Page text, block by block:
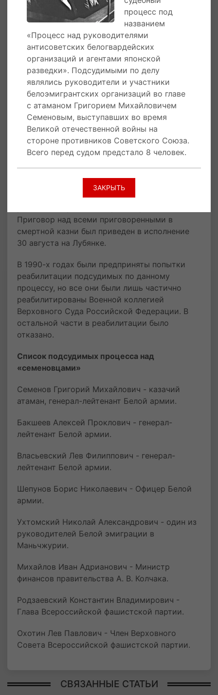
настоящей главой».
Кроме того, в отношении атамана Семенова
был применен Указ Президиума Верховного
Совета СССР от 19 апреля 1943 «О мерах
наказания для немецко-фашистских злодеев,
виновных в убийствах и истязаниях
советского гражданского населения и
пленных красноармейцев, для шпионов,
изменников родины из числа советских
граждан и для их пособников».
По итогам судебных разбирательств один
были приговорены к высшей мере наказания -
расстрелу с конфискацией имущества, два к
Приговор над всеми приговоренными в
смертной казни был приведен в исполнение
30 августа на Лубянке.
В 1990-х годах были предприняты попытки
реабилитации подсудимых по данному
процессу, но все они были лишь частично
реабилитированы Военной коллегией
Верховного Суда Российской Федерации. В
остальной части в реабилитации было
отказано.
Список подсудимых процесса над
«семеновцами»
Семенов Григорий Михайлович - казачий
атаман, генерал-лейтенант Белой армии.
Бакшеев Алексей Проклович - генерал-
лейтенант Белой армии.
Власьевский Лев Филиппович - генерал-
лейтенант Белой армии.
Шепунов Борис Николаевич - Офицер Белой
армии.
Ухтомский Николай Александрович - один из
руководителей Белой эмиграции в
Маньчжурии.
Михайлов Иван Адрианович - Министр
финансов правительства А. В. Колчака.
Родзаевский Константин Владимирович -
Глава Всероссийской фашистской партии.
Охотин Лев Павлович - Член Верховного
Совета Всероссийской фашистской партии.
СВЯЗАННЫЕ СТАТЬИ
процесс под
названием
«Процесс над руководителями
антисоветских белогвардейских
организаций и агентами японской
разведки». Подсудимыми по делу
являлись руководители и участники
белоэмигрантских организаций во главе
с атаманом Григорием Михайловичем
Семеновым, выступавших во время
Великой отечественной войны на
стороне противников Советского Союза.
Всего перед судом предстало 8 человек.
ЗАКРЫТЬ